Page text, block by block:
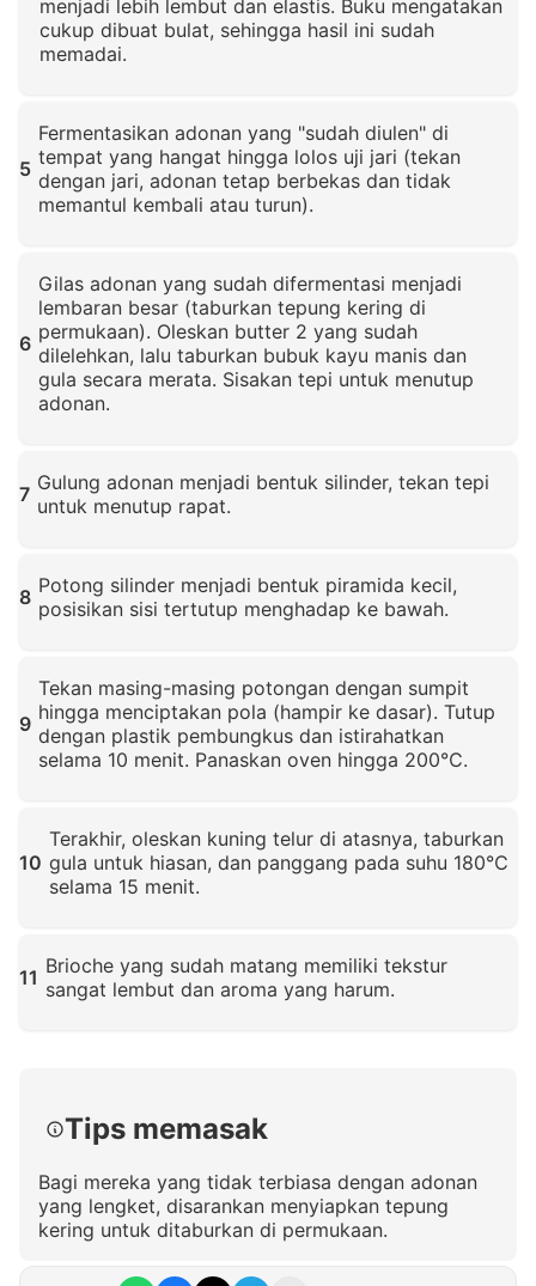
menjadi lebih lembut dan elastis. Buku mengatakan
cukup dibuat bulat, sehingga hasil ini sudah
memadai.
5
Fermentasikan adonan yang "sudah diulen" di
tempat yang hangat hingga lolos uji jari (tekan
dengan jari, adonan tetap berbekas dan tidak
memantul kembali atau turun).
6
Gilas adonan yang sudah difermentasi menjadi
lembaran besar (taburkan tepung kering di
permukaan). Oleskan butter 2 yang sudah
dilelehkan, lalu taburkan bubuk kayu manis dan
gula secara merata. Sisakan tepi untuk menutup
adonan.
7 Gulung adonan menjadi bentuk silinder, tekan tepi
untuk menutup rapat.
8 Potong silinder menjadi bentuk piramida kecil,
posisikan sisi tertutup menghadap ke bawah.
9
Tekan masing-masing potongan dengan sumpit
hingga menciptakan pola (hampir ke dasar). Tutup
dengan plastik pembungkus dan istirahatkan
selama 10 menit. Panaskan oven hingga 200℃.
10
Terakhir, oleskan kuning telur di atasnya, taburkan
gula untuk hiasan, dan panggang pada suhu 180℃
selama 15 menit.
11 Brioche yang sudah matang memiliki tekstur
sangat lembut dan aroma yang harum.
Tips memasak
Bagi mereka yang tidak terbiasa dengan adonan
yang lengket, disarankan menyiapkan tepung
kering untuk ditaburkan di permukaan.